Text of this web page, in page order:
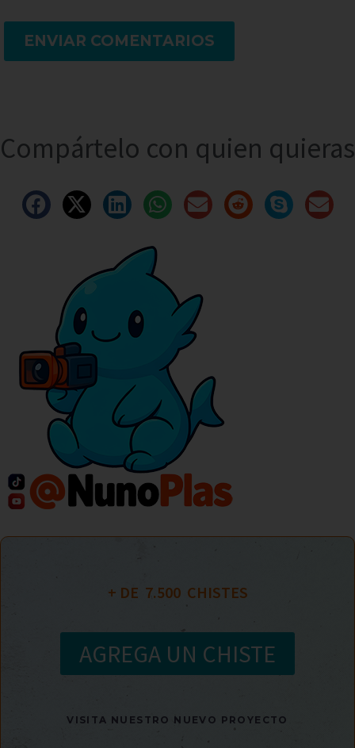
ENVIAR COMENTARIOS
Compártelo con quien quieras
+ DE 7.500
  CHISTES
AGREGA UN CHISTE
VISITA NUESTRO NUEVO PROYECTO